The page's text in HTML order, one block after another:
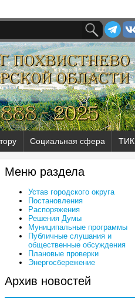
Социальная сфера ТИК
Меню раздела
Устав городского округа
Постановления
Распоряжения
Решения Думы
Муниципальные программы
Публичные слушания и
общественные обсуждения
Плановые проверки
Энергосбережение
Архив новостей